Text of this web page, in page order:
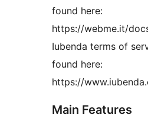
found here:
https://webme.it/
Iubenda terms of
found here:
https://
Main Features